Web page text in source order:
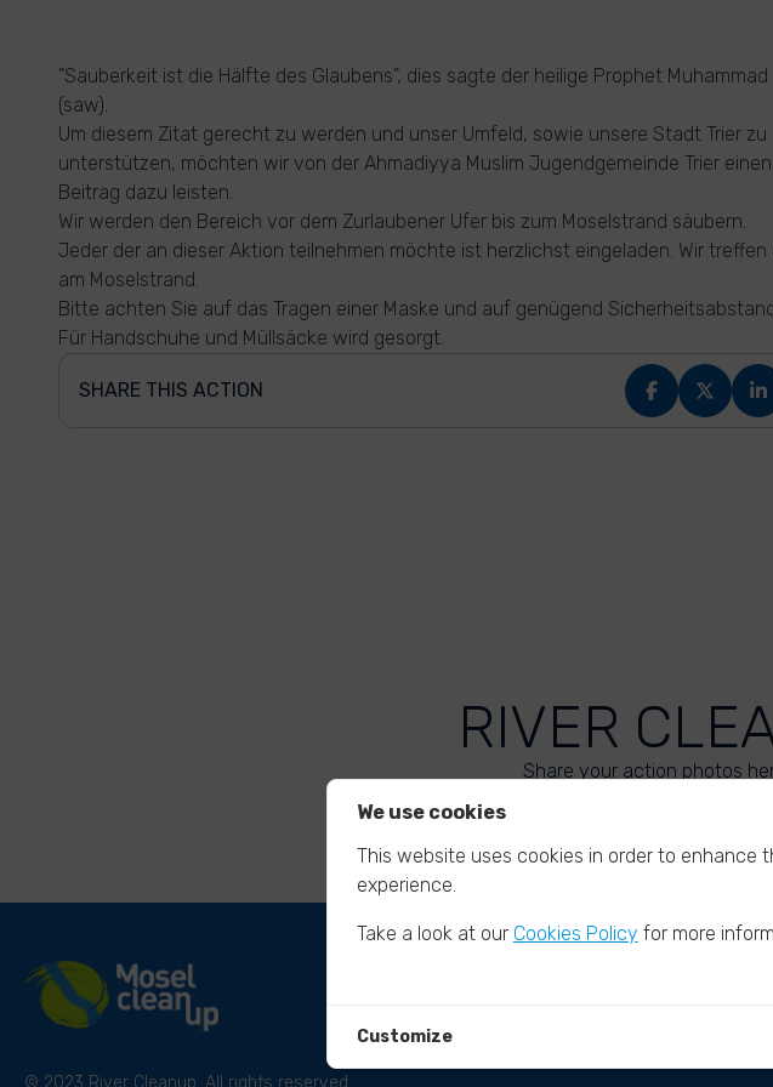
"Sauberkeit ist die Hälfte des Glaubens", dies sagte der heilige Prophet Muhammad
(saw).
Um diesem Zitat gerecht zu werden und unser Umfeld, sowie unsere Stadt Trier zu
unterstützen, möchten wir von der Ahmadiyya Muslim Jugendgemeinde Trier einen
Beitrag dazu leisten.
Wir werden den Bereich vor dem Zurlaubener Ufer bis zum Moselstrand säubern.
Jeder der an dieser Aktion teilnehmen möchte ist herzlichst eingeladen. Wir treffen
am Moselstrand.
Bitte achten Sie auf das Tragen einer Maske und auf genügend
Für Handschuhe und Müllsäcke wird gesorgt.
SHARE THIS ACTION
RIVER
Share your action photos
© 2023 River Cleanup. All rights reserved.
We use cookies
This website uses cookies in order to enhance
experience.
Take a look at our Cookies Policy for more
Customize